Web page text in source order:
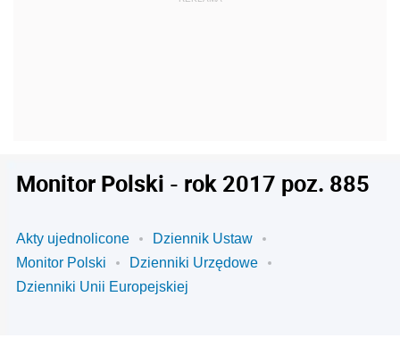
Monitor Polski - rok 2017 poz. 885
Akty ujednolicone
Dziennik Ustaw
Monitor Polski
Dzienniki Urzędowe
Dzienniki Unii Europejskiej